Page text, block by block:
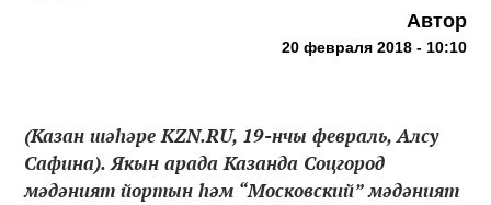
Автор
20 февраля 2018 - 10:10
(Казан шәһәре KZN.RU, 19-нчы февраль, Алсу
Сафина). Якын арада Казанда Соцгород
мәдәният йортын һәм “Московский” мәдәният